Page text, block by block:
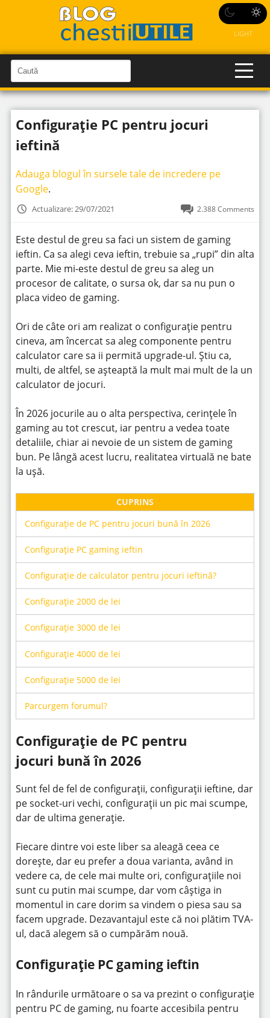
LIGHT
a
u
t
C
a
u
î
n
i
t
Configurație PC pentru jocuri
ieftină
Adauga blogul în sursele tale de incredere pe
Google.
Actualizare: 29/07/2021 2.388 Comments
Este destul de greu sa faci un sistem de gaming
ieftin. Ca sa alegi ceva ieftin, trebuie sa „rupi” din alta
parte. Mie mi-este destul de greu sa aleg un
procesor de calitate, o sursa ok, dar sa nu pun o
placa video de gaming.
Ori de câte ori am realizat o configurație pentru
cineva, am încercat sa aleg componente pentru
calculator care sa ii permită upgrade-ul. Știu ca,
multi, de altfel, se așteaptă la mult mai mult de la un
calculator de jocuri.
În 2026 jocurile au o alta perspectiva, cerințele în
gaming au tot crescut, iar pentru a vedea toate
detaliile, chiar ai nevoie de un sistem de gaming
bun. Pe lângă acest lucru, realitatea virtuală ne bate
la ușă.
CUPRINS
Configurație de PC pentru jocuri bună în 2026
Configurație PC gaming ieftin
Configurație de calculator pentru jocuri ieftină?
Configurație 2000 de lei
Configurație 3000 de lei
Configurație 4000 de lei
Configurație 5000 de lei
Parcurgem forumul?
Configurație de PC pentru
jocuri bună în 2026
Sunt fel de fel de configurații, configurații ieftine, dar
pe socket-uri vechi, configurații un pic mai scumpe,
dar de ultima generație.
Fiecare dintre voi este liber sa aleagă ceea ce
dorește, dar eu prefer a doua varianta, având in
vedere ca, de cele mai multe ori, configurațiile noi
sunt cu putin mai scumpe, dar vom câștiga in
momentul in care dorim sa vindem o piesa sau sa
facem upgrade. Dezavantajul este că noi plătim TVA-
ul, dacă alegem să o cumpărăm nouă.
Configurație PC gaming ieftin
In rândurile următoare o sa va prezint o configurație
pentru PC de gaming, nu foarte accesibila pentru